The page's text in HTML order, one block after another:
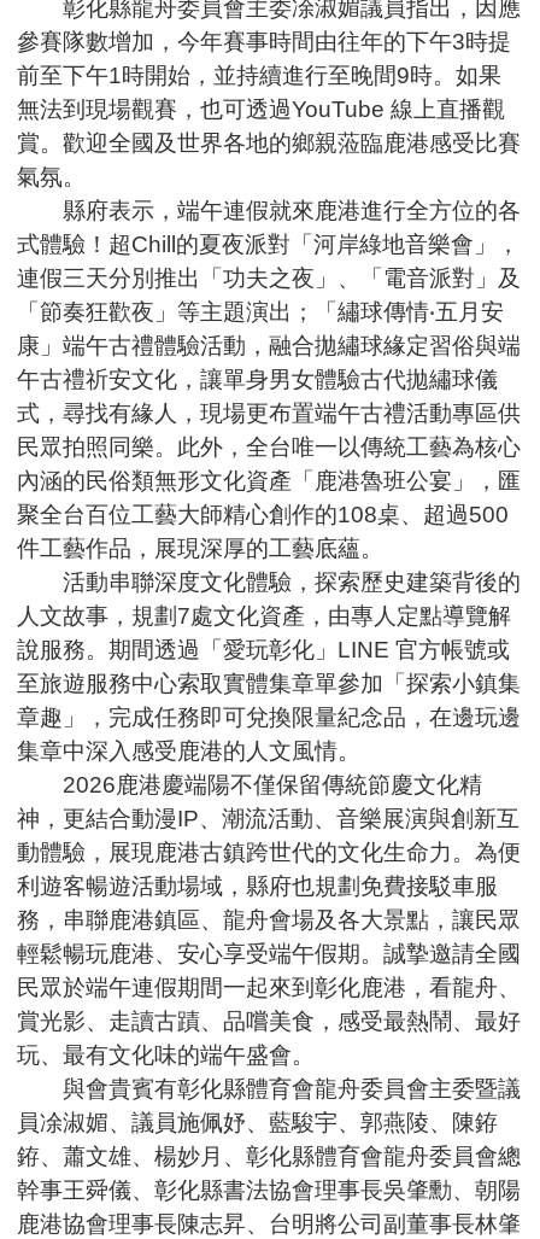
彰化縣龍舟委員會主委凃淑媚議員指出，因應
參賽隊數增加，今年賽事時間由往年的下午3時提
前至下午1時開始，並持續進行至晚間9時。如果
無法到現場觀賽，也可透過YouTube 線上直播觀
賞。歡迎全國及世界各地的鄉親蒞臨鹿港感受比賽
氣氛。
縣府表示，端午連假就來鹿港進行全方位的各
式體驗！超Chill的夏夜派對「河岸綠地音樂會」，
連假三天分別推出「功夫之夜」、「電音派對」及
「節奏狂歡夜」等主題演出；「繡球傳情‧五月安
康」端午古禮體驗活動，融合拋繡球緣定習俗與端
午古禮祈安文化，讓單身男女體驗古代拋繡球儀
式，尋找有緣人，現場更布置端午古禮活動專區供
民眾拍照同樂。此外，全台唯一以傳統工藝為核心
內涵的民俗類無形文化資產「鹿港魯班公宴」，匯
聚全台百位工藝大師精心創作的108桌、超過500
件工藝作品，展現深厚的工藝底蘊。
活動串聯深度文化體驗，探索歷史建築背後的
人文故事，規劃7處文化資產，由專人定點導覽解
說服務。期間透過「愛玩彰化」LINE 官方帳號或
至旅遊服務中心索取實體集章單參加「探索小鎮集
章趣」，完成任務即可兌換限量紀念品，在邊玩邊
集章中深入感受鹿港的人文風情。
2026鹿港慶端陽不僅保留傳統節慶文化精
神，更結合動漫IP、潮流活動、音樂展演與創新互
動體驗，展現鹿港古鎮跨世代的文化生命力。為便
利遊客暢遊活動場域，縣府也規劃免費接駁車服
務，串聯鹿港鎮區、龍舟會場及各大景點，讓民眾
輕鬆暢玩鹿港、安心享受端午假期。誠摯邀請全國
民眾於端午連假期間一起來到彰化鹿港，看龍舟、
賞光影、走讀古蹟、品嚐美食，感受最熱鬧、最好
玩、最有文化味的端午盛會。
與會貴賓有彰化縣體育會龍舟委員會主委暨議
員凃淑媚、議員施佩妤、藍駿宇、郭燕陵、陳銌
銌、蕭文雄、楊妙月、彰化縣體育會龍舟委員會總
幹事王舜儀、彰化縣書法協會理事長吳肇勳、朝陽
鹿港協會理事長陳志昇、台明將公司副董事長林肇